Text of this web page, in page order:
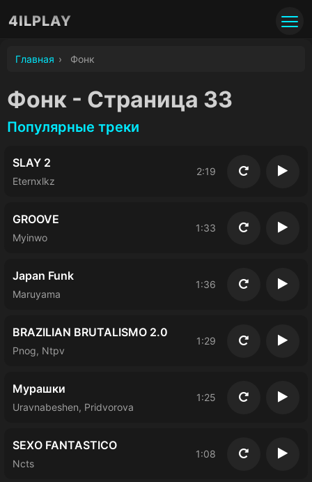
4ILPLAY
Главная › Фoнк
Фoнк - Страница 33
Популярные треки
SLAY 2
Eternxlkz
2:19 Повторить
GROOVE
Myinwo
1:33 Повторить
Japan Funk
Maruyama
1:36 Повторить
BRAZILIAN BRUTALISMO 2.0
Pnog, Ntpv
1:29 Повторить
Мурашки
Uravnabeshen, Pridvorova
1:25 Повторить
SEXO FANTASTICO
Ncts
1:08 Повторить